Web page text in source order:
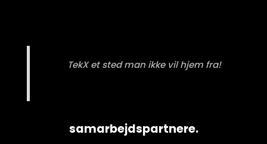
TekX et sted man ikke vil hjem fra!
samarbejdspartnere.